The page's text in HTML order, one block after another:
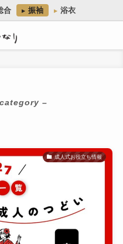
合 振袖 浴衣
–
成人式お役立ち情報